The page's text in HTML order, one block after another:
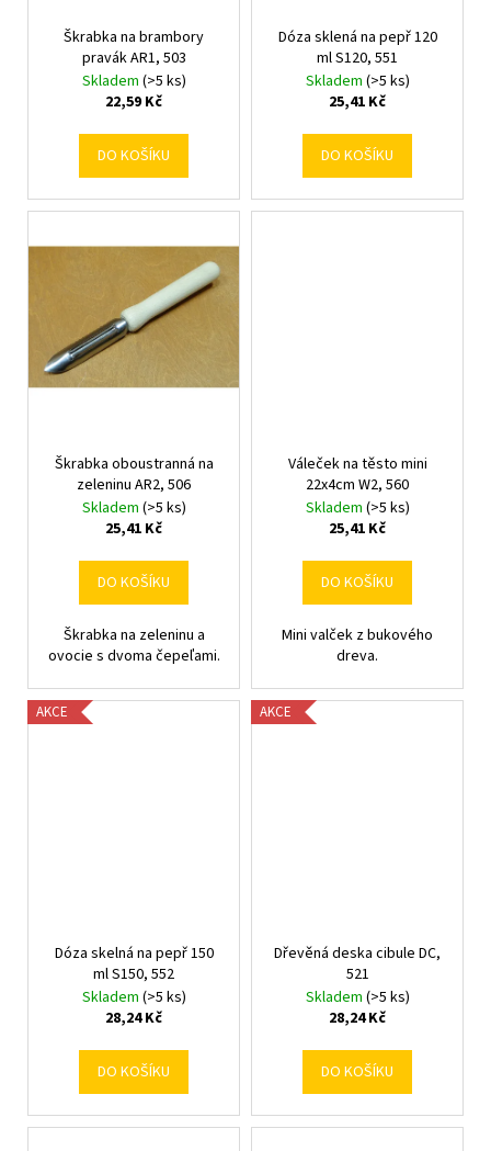
Škrabka na brambory
pravák AR1, 503
Skladem (>5 ks)
22,59 Kč
DO KOŠÍKU
Dóza sklená na pepř 120
ml S120, 551
Skladem (>5 ks)
25,41 Kč
DO KOŠÍKU
Škrabka oboustranná na
zeleninu AR2, 506
Skladem (>5 ks)
25,41 Kč
DO KOŠÍKU
Škrabka na zeleninu a
ovocie s dvoma čepeľami.
Váleček na těsto mini
22x4cm W2, 560
Skladem (>5 ks)
25,41 Kč
DO KOŠÍKU
Mini valček z bukového
dreva.
AKCE
Dóza skelná na pepř 150
ml S150, 552
Skladem (>5 ks)
28,24 Kč
DO KOŠÍKU
AKCE
Dřevěná deska cibule DC,
521
Skladem (>5 ks)
28,24 Kč
DO KOŠÍKU